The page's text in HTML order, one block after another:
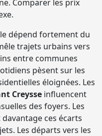
Comparer les prix
dépend fortement du
trajets urbains vers
entre communes
pèsent sur les
éloignées. Les
Creysse influencent
des foyers. Les
ces écarts
Les départs vers les